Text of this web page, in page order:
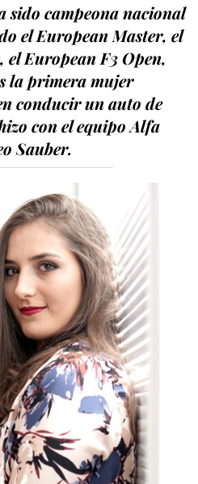
sido campeona nacional
el European Master, el
el European F3 Open,
la primera mujer
conducir un auto de
con el equipo Alfa
Sauber.